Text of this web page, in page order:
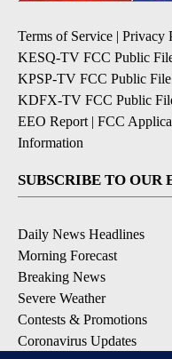
Terms of Service | Privacy
KESQ-TV FCC Public
KPSP-TV FCC Public File
KDFX-TV FCC Public
EEO Report | FCC
Information
SUBSCRIBE TO OUR
Daily News Headlines
Morning Forecast
Breaking News
Severe Weather
Contests & Promotions
Coronavirus Updates